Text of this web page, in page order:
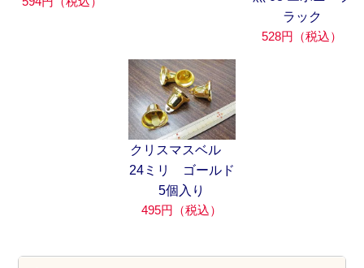
ラック
528円（税込）
クリスマスベル
24ミリ ゴールド
5個入り
495円（税込）